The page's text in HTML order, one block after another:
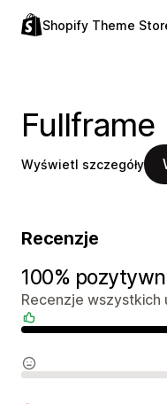
Shopify Theme
Fullframe
Wyświetl szczegóły
Recenzje
100%
Recenzje wszystkich